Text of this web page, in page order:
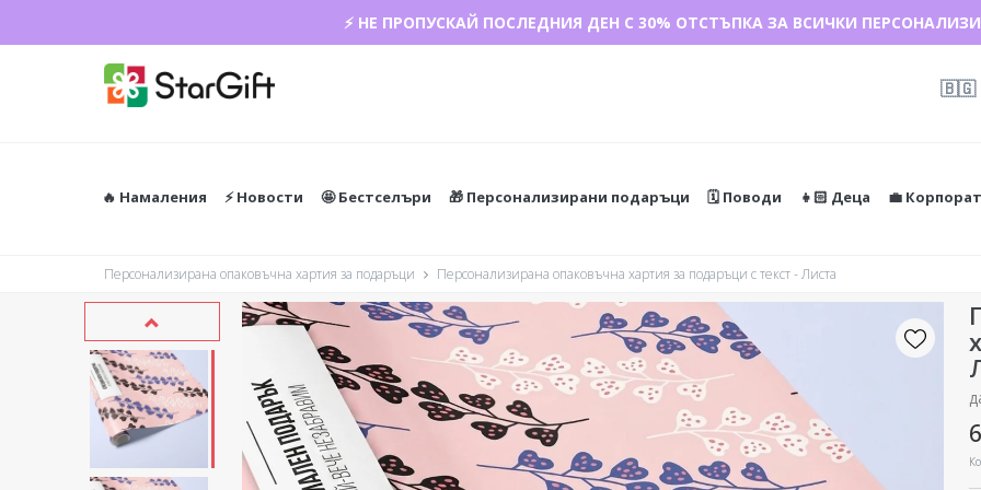
⚡ НЕ ПРОПУСКАЙ ПОСЛЕДНИЯ ДЕН С 30% ОТСТЪПКА ЗА ВСИЧКИ
🇧🇬
🔥 Намаления ⚡️ Новости 🤩 Бестселъри 🎁 Персонализирани подаръци 🗓️ Поводи 👧🏻 Деца 💼
Персонализирана опаковъчна хартия за подаръци Персонализирана опаковъчна хартия за подаръци с текст - Листа